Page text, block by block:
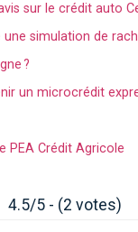
sur le crédit auto
simulation de
?
un microcrédit
PEA Crédit Agricole
4.5/5 - (2 votes)